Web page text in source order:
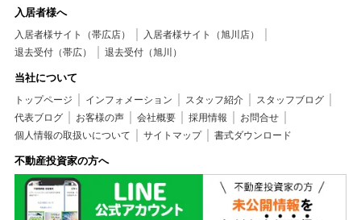
入居者様へ
入居者様サイト（帯広店）
入居者様サイト（旭川店）
退去受付（帯広）
退去受付（旭川）
当社について
トップページ インフォメーション スタッフ紹介
スタッフブログ
代表ブログ
お客様の声 会社概要 採用情報
お問合せ
個人情報の取扱いについて
サイトマップ 書式ダウンロード
不動産投資家の方へ